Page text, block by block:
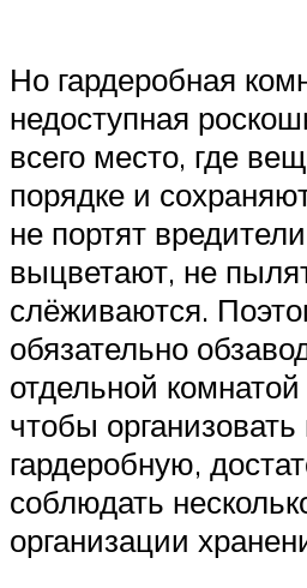
Но гардеробная
недоступная
всего место, где
порядке и
не портят
выцветают, не
слёживаются.
обязательно
отдельной
чтобы организовать
гардеробную,
соблюдать
организации